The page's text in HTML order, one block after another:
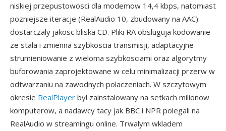
niskiej przepustowosci dla modemow 14,4 kbps, natomiast
pozniejsze iteracje (RealAudio 10, zbudowany na AAC)
dostarczaly jakosc bliska CD. Pliki RA obsluguja kodowanie
ze stala i zmienna szybkoscia transmisji, adaptacyjne
strumieniowanie z wieloma szybkosciami oraz algorytmy
buforowania zaprojektowane w celu minimalizacji przerw w
odtwarzaniu na zawodnych polaczeniach. W szczytowym
okresie RealPlayer byl zainstalowany na setkach milionow
komputerow, a nadawcy tacy jak BBC i NPR polegali na
RealAudio w streamingu online. Trwalym wkladem